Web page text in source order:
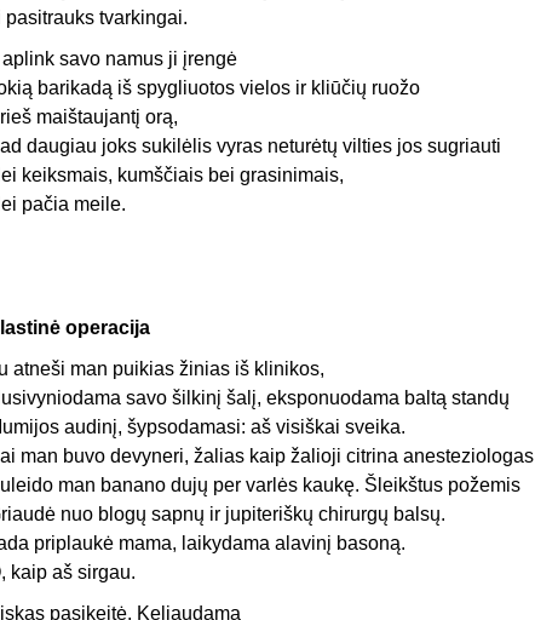
pasitrauks tvarkingai.
aplink savo namus ji įrengė
barikadą iš spygliuotos vielos ir kliūčių ruožo
maištaujantį orą,
daugiau joks sukilėlis vyras neturėtų vilties jos sugriauti
keiksmais, kumščiais bei grasinimais,
pačia meile.
operacija
atneši man puikias žinias iš klinikos,
savo šilkinį šalį, eksponuodama baltą standų
audinį, šypsodamasi: aš visiškai sveika.
man buvo devyneri, žalias kaip žalioji citrina anesteziologas
man banano dujų per varlės kaukę. Šleikštus požemis
nuo blogų sapnų ir jupiteriškų chirurgų balsų.
priplaukė mama, laikydama alavinį basoną.
kaip aš sirgau.
pasikeitė. Keliaudama